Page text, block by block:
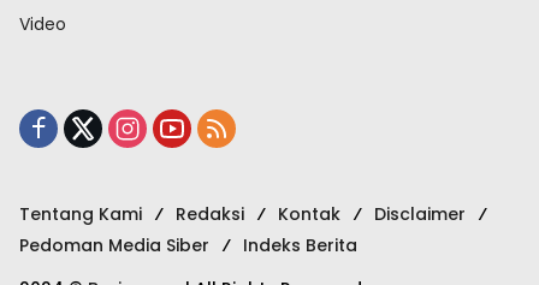
Video
Tentang Kami Redaksi Kontak
Disclaimer
Pedoman Media Siber
Indeks Berita